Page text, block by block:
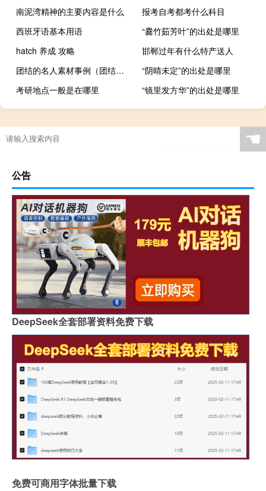
南泥湾精神的主要内容是什么
报考自考都考什么科目
西班牙语基本用语
“爨竹茹芳叶”的出处是哪里
hatch 养成 攻略
邯郸过年有什么特产送人
团结的名人素材事例（团结合作的名人事例）
“阴晴未定”的出处是哪里
考研地点一般是在哪里
“镜里发方华”的出处是哪里
☚
公告
DeepSeek全套部署资料免费下载
免费可商用字体批量下载